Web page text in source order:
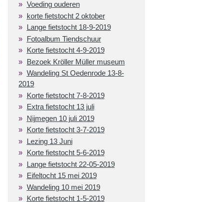
Voeding ouderen
korte fietstocht 2 oktober
Lange fietstocht 18-9-2019
Fotoalbum Tiendschuur
Korte fietstocht 4-9-2019
Bezoek Kröller Müller museum
Wandeling St Oedenrode 13-8-
2019
Korte fietstocht 7-8-2019
Extra fietstocht 13 juli
Nijmegen 10 juli 2019
Korte fietstocht 3-7-2019
Lezing 13 Juni
Korte fietstocht 5-6-2019
Lange fietstocht 22-05-2019
Eifeltocht 15 mei 2019
Wandeling 10 mei 2019
Korte fietstocht 1-5-2019